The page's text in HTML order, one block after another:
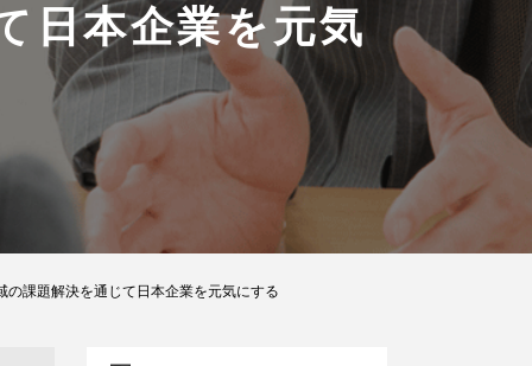
日本企業を元気
の課題解決を通じて日本企業を元気にする